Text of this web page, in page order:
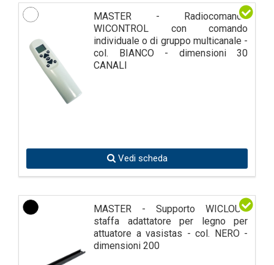
MASTER - Radiocomando
WICONTROL con comando
individuale o di gruppo multicanale -
col. BIANCO - dimensioni 30
CANALI
Vedi scheda
MASTER - Supporto WICLOUD
staffa adattatore per legno per
attuatore a vasistas - col. NERO -
dimensioni 200